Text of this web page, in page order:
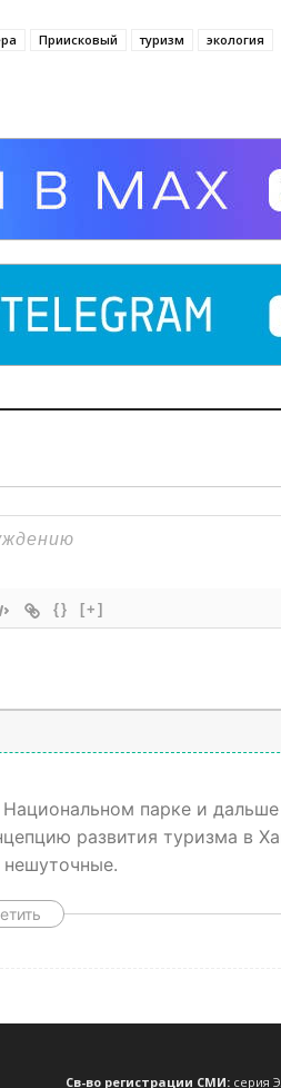
Приисковый туризм экология
{} [+]
парке и
развития туризма в
нешуточные.
Св-во регистрации СМИ: серия